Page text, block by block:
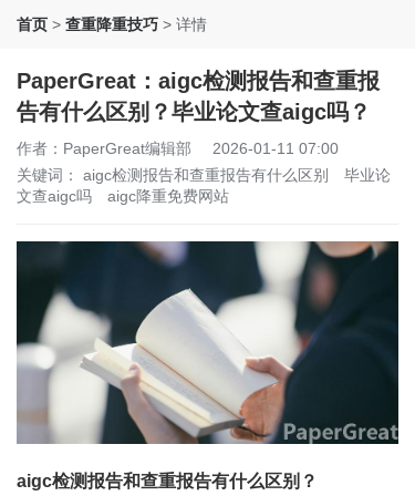
首页 > 查重降重技巧 > 详情
PaperGreat：aigc检测报告和查重报
告有什么区别？毕业论文查aigc吗？
作者：PaperGreat编辑部
2026-01-11 07:00
关键词： aigc检测报告和查重报告有什么区别
毕业论
文查aigc吗
aigc降重免费网站
aigc检测报告和查重报告有什么区别？